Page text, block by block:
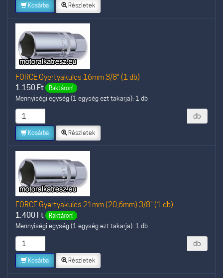
Kosárba Részletek
FORCE Gyertyakulcs 16mm 3/8" (1 db)
1.150 Ft Raktáron!
Mennyiségi egység (1 egység ezt takarja): 1 db
db
Kosárba Részletek
FORCE Gyertyakulcs 21mm (20,6mm) 3/8" (1 db)
1.400 Ft Raktáron!
Mennyiségi egység (1 egység ezt takarja): 1 db
db
Kosárba Részletek